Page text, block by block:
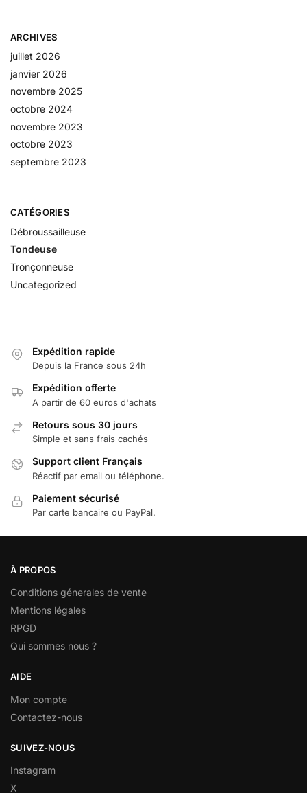
ARCHIVES
juillet 2026
janvier 2026
novembre 2025
octobre 2024
novembre 2023
octobre 2023
septembre 2023
CATÉGORIES
Débroussailleuse
Tondeuse
Tronçonneuse
Uncategorized
Expédition rapide
Depuis la France sous 24h
Expédition offerte
A partir de 60 euros d'achats
Retours sous 30 jours
Simple et sans frais cachés
Support client Français
Réactif par email ou téléphone.
Paiement sécurisé
Par carte bancaire ou PayPal.
À PROPOS
Conditions génerales de vente
Mentions légales
RPGD
Qui sommes nous ?
AIDE
Mon compte
Contactez-nous
SUIVEZ-NOUS
Instagram
X